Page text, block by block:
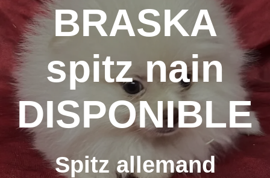
BRASKA
spitz nain
DISPONIBLE
Spitz allemand